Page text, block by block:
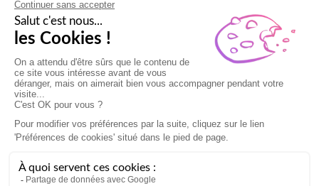
Contacta con nosotros
Nuestro servicio al cliente está abierto de lunes a viernes de 9h
a 18h
Contacta con nosotros
Condiciones generales de uso